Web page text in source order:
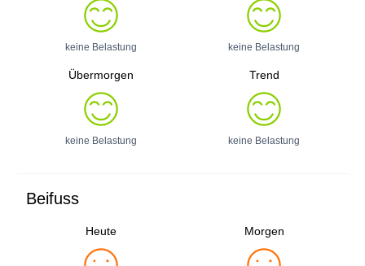
keine Belastung keine Belastung
Übermorgen
keine Belastung
Trend
keine Belastung
Beifuss
Heute Morgen